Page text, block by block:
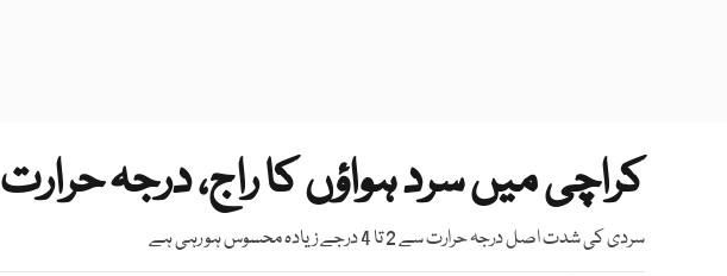
کراچی میں سرد ہواؤں کا راج، درجہ حرارت 4.3 ڈگری گر گیا
سردی کی شدت اصل درجہ حرارت سے 2 تا 4 درجے زیادہ محسوس ہو رہی ہے